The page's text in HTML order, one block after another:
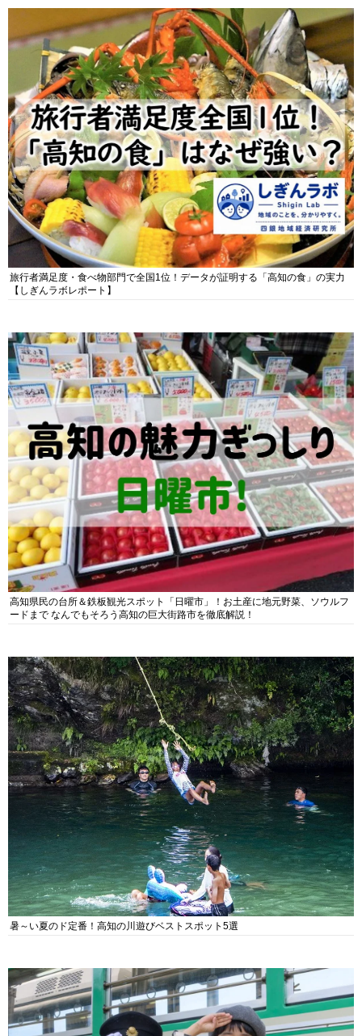
旅行者満足度・食べ物部門で全国1位！データが証明する「高知の食」の実力
【しぎんラボレポート】
高知県民の台所＆鉄板観光スポット「日曜市」！お土産に地元野菜、ソウルフ
ードまで なんでもそろう高知の巨大街路市を徹底解説！
暑～い夏のド定番！高知の川遊びベストスポット5選